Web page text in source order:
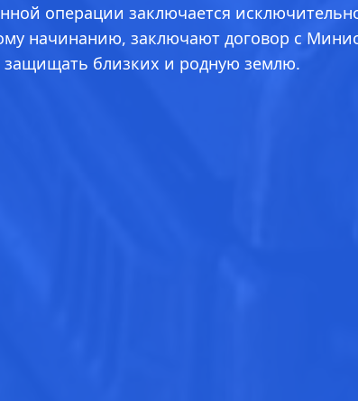
операции заключается
начинанию, заключают договор с
защищать близких и родную землю.